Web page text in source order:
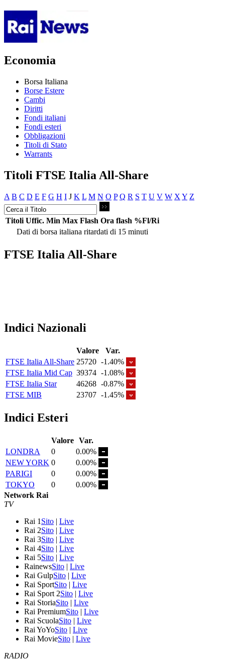
Economia
Borsa Italiana
Borse Estere
Cambi
Diritti
Fondi italiani
Fondi esteri
Obbligazioni
Titoli di Stato
Warrants
Titoli FTSE Italia All-Share
A B C D E F G H I J K L M N O P Q R S T U V W X Y Z
Titoli Uffic. Min Max Flash Ora flash %Fl/Ri
Dati di borsa italiana ritardati di 15 minuti
FTSE Italia All-Share
Indici Nazionali
Valore
Var.
FTSE Italia All-Share 25720 -1.40%
FTSE Italia Mid Cap 39374 -1.08%
FTSE Italia Star
46268 -0.87%
FTSE MIB
23707 -1.45%
Indici Esteri
Valore Var.
LONDRA
0
0.00%
NEW YORK 0
0.00%
PARIGI
0
0.00%
TOKYO
0
0.00%
Network Rai
TV
Rai 1 Sito | Live
Rai 2Sito | Live
Rai 3Sito | Live
Rai 4Sito | Live
Rai 5Sito | Live
RainewsSito | Live
Rai GulpSito | Live
Rai SportSito | Live
Rai Sport 2Sito | Live
Rai StoriaSito | Live
Rai PremiumSito | Live
Rai ScuolaSito | Live
Rai YoYoSito | Live
Rai MovieSito | Live
RADIO